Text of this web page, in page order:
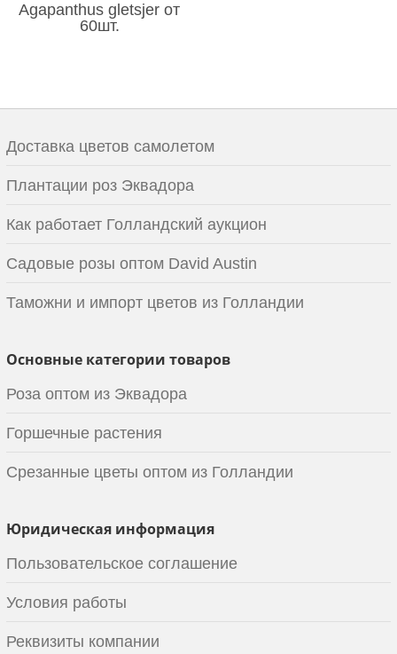
Agapanthus gletsjer от
60шт.
Доставка цветов самолетом
Плантации роз Эквадора
Как работает Голландский аукцион
Садовые розы оптом David Austin
Таможни и импорт цветов из Голландии
Основные категории товаров
Роза оптом из Эквадора
Горшечные растения
Срезанные цветы оптом из Голландии
Юридическая информация
Пользовательское соглашение
Условия работы
Реквизиты компании